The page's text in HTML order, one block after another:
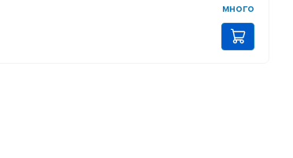
много